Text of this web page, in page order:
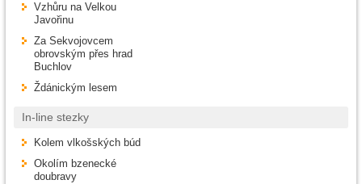
Vzhůru na Velkou
Javořinu
Za Sekvojovcem
obrovským přes hrad
Buchlov
Ždánickým lesem
In-line stezky
Kolem vlkošských búd
Okolím bzenecké
doubravy